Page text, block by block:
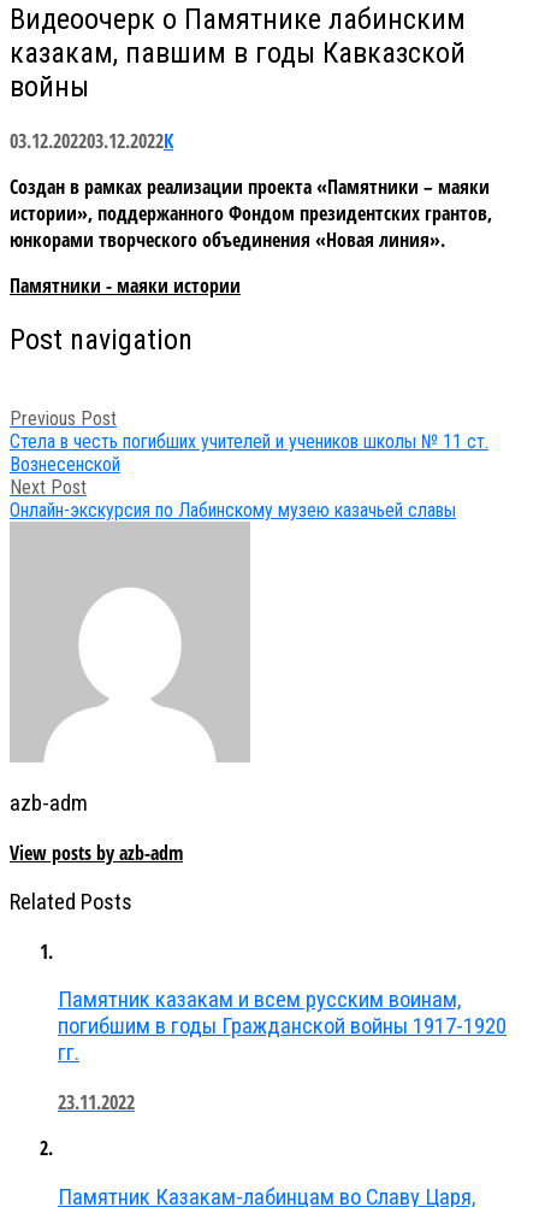
Видеоочерк о Памятнике лабинским
казакам, павшим в годы Кавказской
войны
03.12.202203.12.2022К
Создан в рамках реализации проекта «Памятники – маяки
истории», поддержанного Фондом президентских грантов,
юнкорами творческого объединения «Новая линия».
Памятники - маяки истории
Post navigation
Previous Post
Стела в честь погибших учителей и учеников школы № 11 ст.
Вознесенской
Next Post
Онлайн-экскурсия по Лабинскому музею казачьей славы
azb-adm
View posts by azb-adm
Related Posts
Памятник казакам и всем русским воинам,
погибшим в годы Гражданской войны 1917-1920
гг.
23.11.2022
Памятник Казакам-лабинцам во Славу Царя,